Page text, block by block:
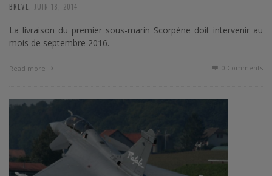
BREVE JUIN 18, 2014
La livraison du premier sous-marin Scorpène doit intervenir au
mois de septembre 2016.
Read more 0 Comments